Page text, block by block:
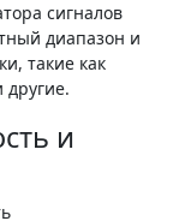
сигналов
диапазон и
такие как
и